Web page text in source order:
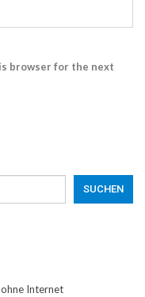
browser for the next
SUCHEN
Internet